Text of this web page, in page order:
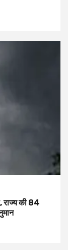
राज्य की 84